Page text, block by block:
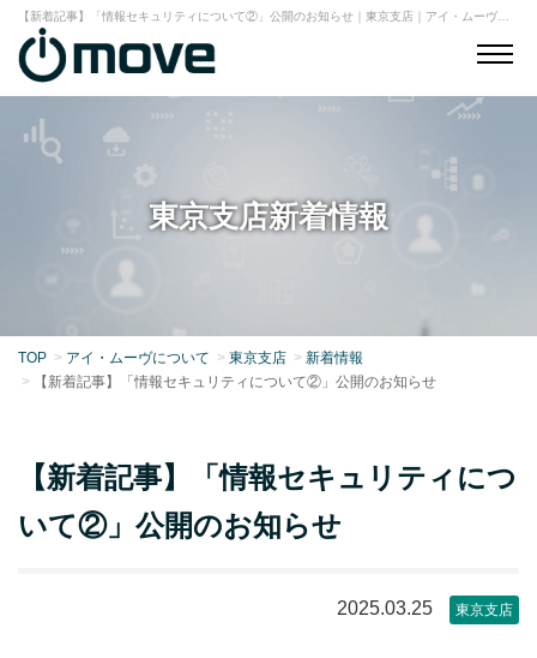
東京支店新着情報
TOP アイ・ムーヴについて 東京支店
新着情報
【新着記事】「情報セキュリティについて②」公開のお知らせ
【新着記事】「情報セキュリティにつ
いて②」公開のお知らせ
2025.03.25 東京支店